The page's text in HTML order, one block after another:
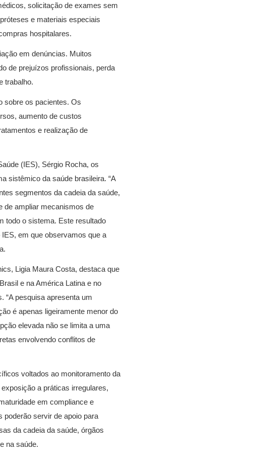
solicitação de exames sem
e materiais especiais
hospitalares.​
em denúncias. Muitos
de prejuízos profissionais, perda
trabalho.
sobre os pacientes. Os
aumento de custos
e realização de
(IES), Sérgio Rocha, os
sistêmico da saúde brasileira. “A
segmentos da cadeia da saúde,
de ampliar mecanismos de
todo o sistema. Este resultado
em que observamos que a
Ligia Maura Costa, destaca que
e na América Latina e no
“A pesquisa apresenta um
é apenas ligeiramente menor do
elevada não se limita a uma
envolvendo conflitos de
voltados ao monitoramento da
a práticas irregulares,
em compliance e
poderão servir de apoio para
da cadeia da saúde, órgãos
na saúde.